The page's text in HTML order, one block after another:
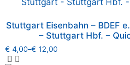
Stuttgart Eisenbahn – BDEF
– Stuttgart Hbf. –
€ 4,00–€ 12,00